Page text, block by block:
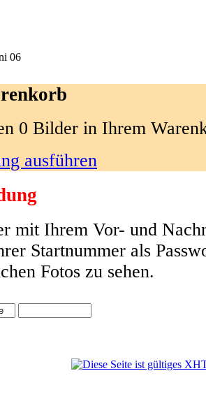
06
0 Bilder in Ihrem
ausführen
mit Ihrem Vor- und
Startnummer als
Fotos zu sehen.